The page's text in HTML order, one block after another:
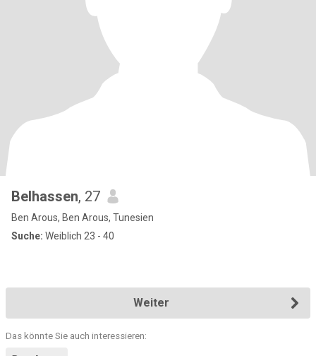
Belhassen, 27
Ben Arous, Ben Arous, Tunesien
Suche: Weiblich 23 - 40
Weiter
Das könnte Sie auch interessieren: